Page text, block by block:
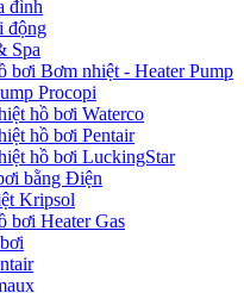
đình
động
Spa
bơi Bơm nhiệt - Heater Pump
Procopi
hồ bơi Waterco
hồ bơi Pentair
hồ bơi LuckingStar
bằng Điện
Kripsol
bơi Heater Gas